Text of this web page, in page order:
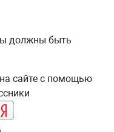
должны быть
сайте с помощью